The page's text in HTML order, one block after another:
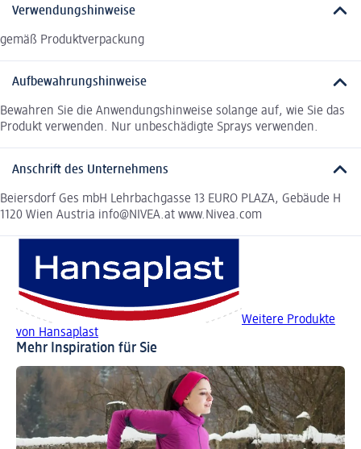
Verwendungshinweise
gemäß Produktverpackung
Aufbewahrungshinweise
Bewahren Sie die Anwendungshinweise solange auf, wie Sie das
Produkt verwenden. Nur unbeschädigte Sprays verwenden.
Anschrift des Unternehmens
Beiersdorf Ges mbH Lehrbachgasse 13 EURO PLAZA, Gebäude H
1120 Wien Austria info@NIVEA.at www.Nivea.com
Weitere Produkte
von Hansaplast
Mehr Inspiration für Sie